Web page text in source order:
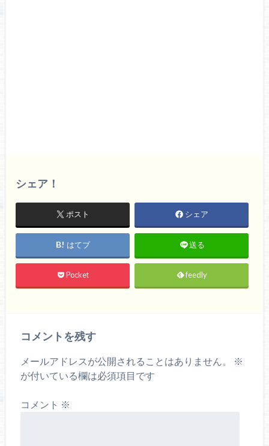
シェア！
ポスト シェア
はてブ 送る
Pocket feedly
コメントを残す
メールアドレスが公開されることはありません。
※
が付いている欄は必須項目です
コメント ※